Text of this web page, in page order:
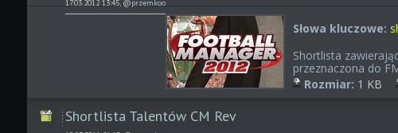
17.03.2012 13:45, @przemkoo
Słowa kluczowe:
Shortlista
przeznaczona do
Rozmiar: 1 KB
Shortlista Talentów CM Rev